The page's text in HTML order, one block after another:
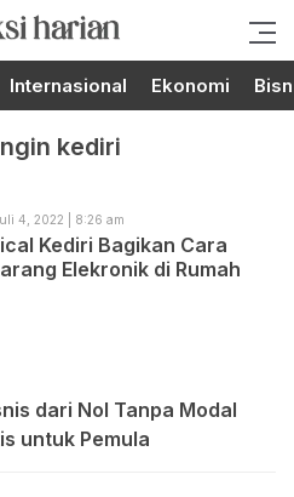
dari Redaksi
Internasional Ekonomi
kediri
4, 2022 | 8:26 am
Kediri Bagikan Cara
Elekronik di Rumah
dari Nol Tanpa Modal
untuk Pemula